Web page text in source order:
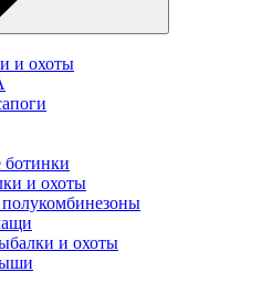
и охоты
ботинки
и охоты
и охоты